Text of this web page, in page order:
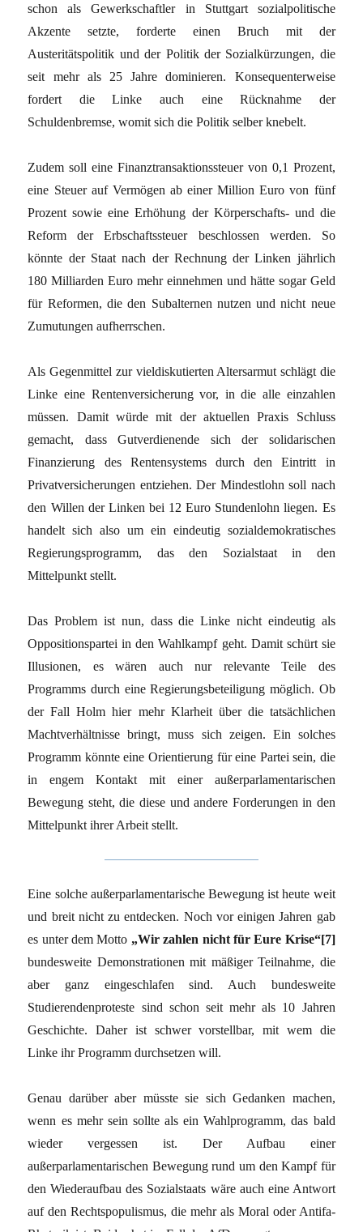
schon als Gewerkschaftler in Stuttgart sozialpolitische
Akzente setzte, forderte einen Bruch mit der
Austeritätspolitik und der Politik der Sozialkürzungen, die
seit mehr als 25 Jahre dominieren. Konsequenterweise
fordert die Linke auch eine Rücknahme der
Schuldenbremse, womit sich die Politik selber knebelt.
Zudem soll eine Finanztransaktionssteuer von 0,1 Prozent,
eine Steuer auf Vermögen ab einer Million Euro von fünf
Prozent sowie eine Erhöhung der Körperschafts- und die
Reform der Erbschaftssteuer beschlossen werden. So
könnte der Staat nach der Rechnung der Linken jährlich
180 Milliarden Euro mehr einnehmen und hätte sogar Geld
für Reformen, die den Subalternen nutzen und nicht neue
Zumutungen aufherrschen.
Als Gegenmittel zur vieldiskutierten Altersarmut schlägt die
Linke eine Rentenversicherung vor, in die alle einzahlen
müssen. Damit würde mit der aktuellen Praxis Schluss
gemacht, dass Gutverdienende sich der solidarischen
Finanzierung des Rentensystems durch den Eintritt in
Privatversicherungen entziehen. Der Mindestlohn soll nach
den Willen der Linken bei 12 Euro Stundenlohn liegen. Es
handelt sich also um ein eindeutig sozialdemokratisches
Regierungsprogramm, das den Sozialstaat in den
Mittelpunkt stellt.
Das Problem ist nun, dass die Linke nicht eindeutig als
Oppositionspartei in den Wahlkampf geht. Damit schürt sie
Illusionen, es wären auch nur relevante Teile des
Programms durch eine Regierungsbeteiligung möglich. Ob
der Fall Holm hier mehr Klarheit über die tatsächlichen
Machtverhältnisse bringt, muss sich zeigen. Ein solches
Programm könnte eine Orientierung für eine Partei sein, die
in engem Kontakt mit einer außerparlamentarischen
Bewegung steht, die diese und andere Forderungen in den
Mittelpunkt ihrer Arbeit stellt.
Eine solche außerparlamentarische Bewegung ist heute weit
und breit nicht zu entdecken. Noch vor einigen Jahren gab
es unter dem Motto „Wir zahlen nicht für Eure Krise“[7]
bundesweite Demonstrationen mit mäßiger Teilnahme, die
aber ganz eingeschlafen sind. Auch bundesweite
Studierendenproteste sind schon seit mehr als 10 Jahren
Geschichte. Daher ist schwer vorstellbar, mit wem die
Linke ihr Programm durchsetzen will.
Genau darüber aber müsste sie sich Gedanken machen,
wenn es mehr sein sollte als ein Wahlprogramm, das bald
wieder vergessen ist. Der Aufbau einer
außerparlamentarischen Bewegung rund um den Kampf für
den Wiederaufbau des Sozialstaats wäre auch eine Antwort
auf den Rechtspopulismus, die mehr als Moral oder Antifa-